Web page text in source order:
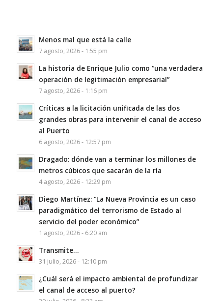
Menos mal que está la calle
7 agosto, 2026 - 1:55 pm
La historia de Enrique Julio como “una verdadera
operación de legitimación empresarial”
7 agosto, 2026 - 1:16 pm
Críticas a la licitación unificada de las dos
grandes obras para intervenir el canal de acceso
al Puerto
6 agosto, 2026 - 12:57 pm
Dragado: dónde van a terminar los millones de
metros cúbicos que sacarán de la ría
4 agosto, 2026 - 12:29 pm
Diego Martínez: “La Nueva Provincia es un caso
paradigmático del terrorismo de Estado al
servicio del poder económico”
1 agosto, 2026 - 6:20 am
Transmite…
31 julio, 2026 - 12:10 pm
¿Cuál será el impacto ambiental de profundizar
el canal de acceso al puerto?